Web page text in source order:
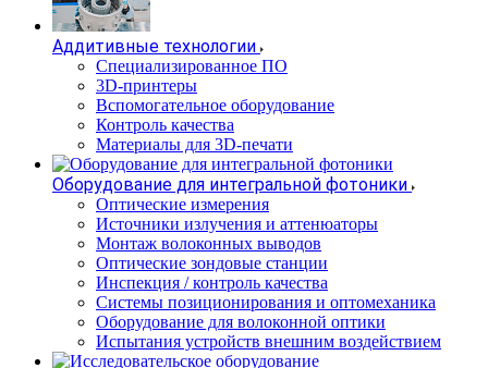
Аддитивные технологии
Специализированное ПО
3D-принтеры
Вспомогательное оборудование
Контроль качества
Материалы для 3D-печати
Оборудование для интегральной фотоники
Оптические измерения
Источники излучения и аттенюаторы
Монтаж волоконных выводов
Оптические зондовые станции
Инспекция / контроль качества
Системы позиционирования и оптомеханика
Оборудование для волоконной оптики
Испытания устройств внешним воздействием